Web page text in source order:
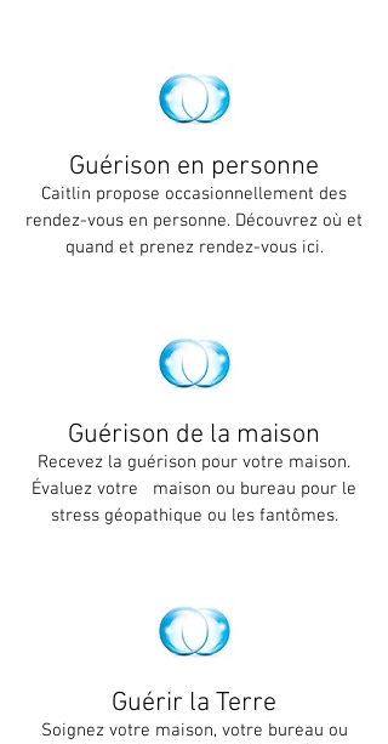
Guérison en personne
Caitlin propose occasionnellement des
rendez-vous en personne. Découvrez où et
quand et prenez rendez-vous ici.
Guérison de la maison
Recevez la guérison pour votre maison.
Évaluez votre
maison ou bureau pour le
stress géopathique ou les fantômes.
Guérir la Terre
Soignez votre maison, votre bureau ou